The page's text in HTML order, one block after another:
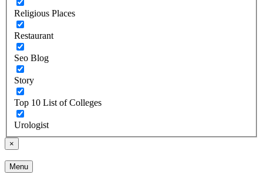
Religious Places
Restaurant
Seo Blog
Story
Top 10 List of Colleges
Urologist
×
Free Listing Site for Blogger
Daily Update
Menu